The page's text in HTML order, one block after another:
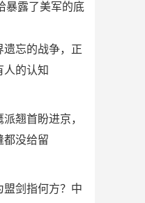
暴露了美军的底
遗忘的战争，正
人的认知
翘首盼进京，
都没给留
盟剑指何方？中